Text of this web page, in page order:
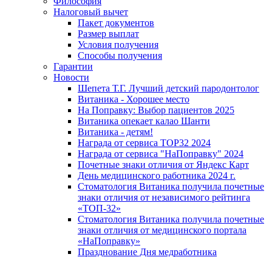
Налоговый вычет
Пакет документов
Размер выплат
Условия получения
Способы получения
Гарантии
Новости
Шепета Т.Г. Лучший детский пародонтолог
Витаника - Хорошее место
На Поправку: Выбор пациентов 2025
Витаника опекает калао Шанти
Витаника - детям!
Награда от сервиса TOP32 2024
Награда от сервиса "НаПоправку" 2024
Почетные знаки отличия от Яндекс Карт
День медицинского работника 2024 г.
Стоматология Витаника получила почетные
знаки отличия от независимого рейтинга
«ТОП-32»
Стоматология Витаника получила почетные
знаки отличия от медицинского портала
«НаПоправку»
Празднование Дня медработника